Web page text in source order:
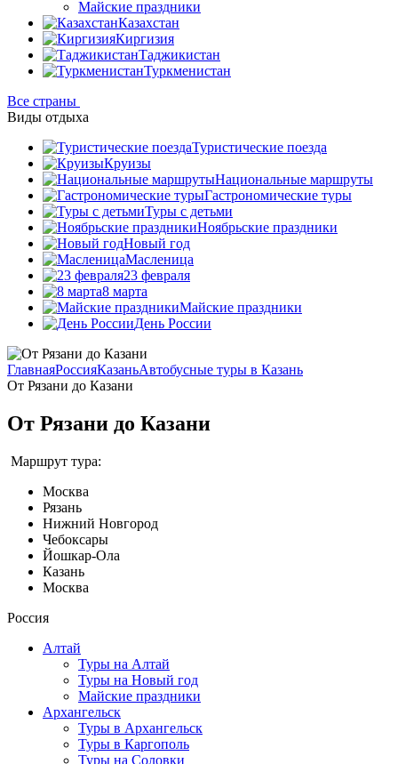
Майские праздники
Казахстан
Киргизия
Таджикистан
Туркменистан
Все страны
Виды отдыха
Туристические поезда
Круизы
Национальные маршруты
Гастрономические туры
Туры с детьми
Ноябрьские праздники
Новый год
Масленица
23 февраля
8 марта
Майские праздники
День России
ГлавнаяРоссияКазаньАвтобусные туры в Казань
От Рязани до Казани
От Рязани до Казани
Маршрут тура:
Москва
Рязань
Нижний Новгород
Чебоксары
Йошкар-Ола
Казань
Москва
Россия
Алтай
Туры на Алтай
Туры на Новый год
Майские праздники
Архангельск
Туры в Архангельск
Туры в Каргополь
Туры на Соловки